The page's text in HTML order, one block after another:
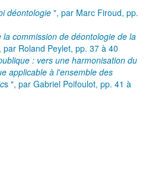
déontologie ", par Marc Firoud, pp.
commission de déontologie de la
par Roland Peylet, pp. 37 à 40
: vers une harmonisation du
applicable à l'ensemble des
s ", par Gabriel Poifoulot, pp. 41 à